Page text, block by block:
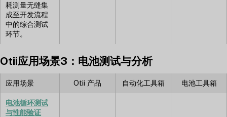
耗测量无缝集
成至开发流程
中的综合测试
环节。
Otii应用场景3：电池测试与分析
应用场景 Otii 产品 自动化工具箱 电池工具箱
电池循环测试
与性能验证